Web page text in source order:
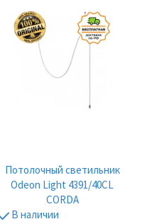
Потолочный светильник
Odeon Light 4391/40CL
CORDA
В наличии